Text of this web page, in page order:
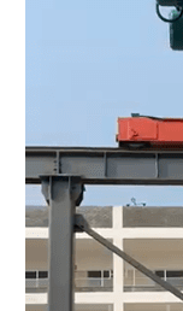
O‘zbekcha